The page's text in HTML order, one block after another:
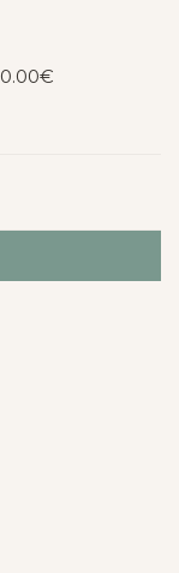
0.00€